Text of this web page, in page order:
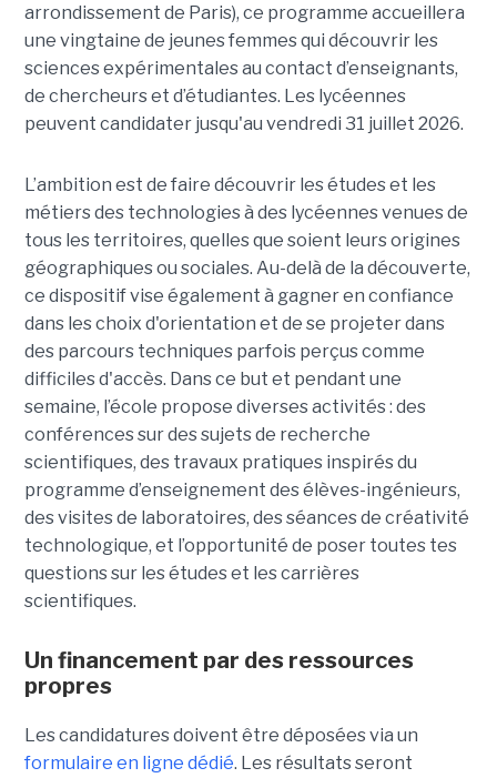
arrondissement de Paris), ce programme accueillera
une vingtaine de jeunes femmes qui découvrir les
sciences expérimentales au contact d’enseignants,
de chercheurs et d’étudiantes. Les lycéennes
peuvent candidater jusqu'au vendredi 31 juillet 2026.
L’ambition est de faire découvrir les études et les
métiers des technologies à des lycéennes venues de
tous les territoires, quelles que soient leurs origines
géographiques ou sociales. Au-delà de la découverte,
ce dispositif vise également à gagner en confiance
dans les choix d'orientation et de se projeter dans
des parcours techniques parfois perçus comme
difficiles d'accès. Dans ce but et pendant une
semaine, l’école propose diverses activités : des
conférences sur des sujets de recherche
scientifiques, des travaux pratiques inspirés du
programme d’enseignement des élèves-ingénieurs,
des visites de laboratoires, des séances de créativité
technologique, et l’opportunité de poser toutes tes
questions sur les études et les carrières
scientifiques.
Un financement par des ressources
propres
Les candidatures doivent être déposées via un
formulaire en ligne dédié. Les résultats seront